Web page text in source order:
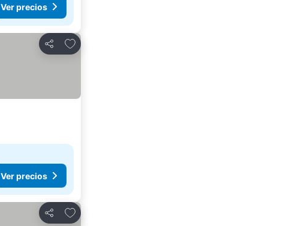
Ver precios
Compartir
Añadir a favoritos
Ver precios
Compartir
Añadir a favoritos